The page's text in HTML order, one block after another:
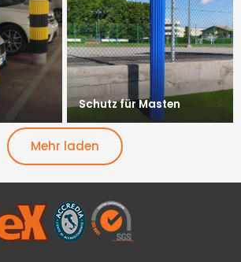
Schutz für Masten
Mehr laden